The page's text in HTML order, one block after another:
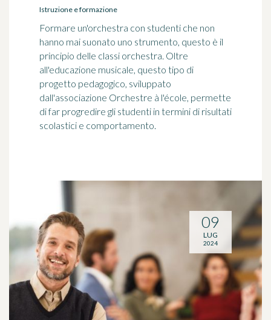
Istruzione e formazione
Formare un'orchestra con studenti che non
hanno mai suonato uno strumento, questo è il
principio delle classi orchestra. Oltre
all'educazione musicale, questo tipo di
progetto pedagogico, sviluppato
dall'associazione Orchestre à l'école, permette
di far progredire gli studenti in termini di risultati
scolastici e comportamento.
09
LUG
2024